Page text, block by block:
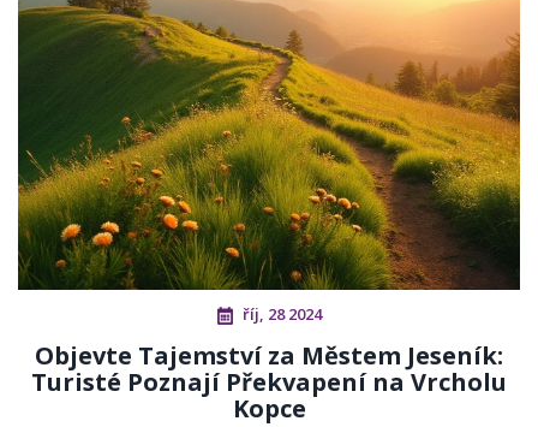
říj, 28 2024
Objevte Tajemství za Městem Jeseník:
Turisté Poznají Překvapení na Vrcholu
Kopce